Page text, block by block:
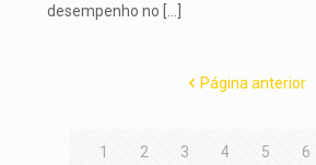
desempenho no […]
Página anterior
1 2 3 4 5 6